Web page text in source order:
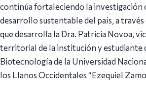
continúa fortaleciendo la investigación
desarrollo sustentable del país, a
que desarrolla la Dra. Patricia Novoa,
territorial de la institución y estudiante
Biotecnología de la Universidad
los Llanos Occidentales “Ezequiel